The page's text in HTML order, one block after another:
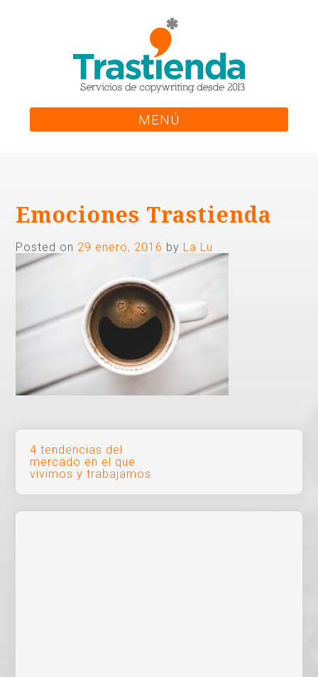
MENÚ
Emociones Trastienda
Posted on 29 enero, 2016 by La Lu
Navegación
de
entradas
4 tendencias del
mercado en el que
vivimos y trabajamos